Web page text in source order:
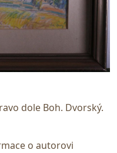
dole Boh. Dvorský.
o autorovi